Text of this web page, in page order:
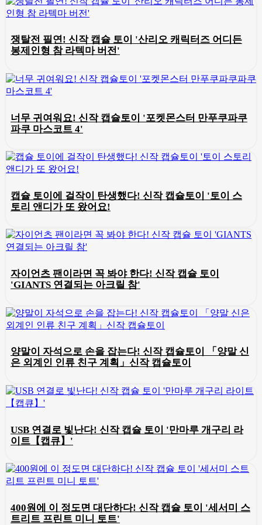
쟁탈전 필연! 신작 캡슐 토이 '산리오 캐릭터즈 어디든
봉제인형 참 라텍마 버전'
너무 귀여워요! 신작 캡슐토이 '포켓몬스터 만푸쿠파쿠
파쿠 마스코트 4'
캡슐 토이에 걸작이 탄생했다! 신작 캡슐토이 '토이 스
토리 앤디가 또 왔어요!
자이언츠 팬이라면 꼭 봐야 한다! 신작 캡슐 토이
'GIANTS 연결되는 아크릴 참'
양말이 자석으로 손을 잡는다! 신작 캡슐토이 「양말 신
은 외계인 인류 친구 계획」신작 캡슐토이
USB 연결로 빛난다! 신작 캡슐 토이 '만마루 개구리 라
이트【캡큐】'
400원에 이 정도면 대단하다! 신작 캡슐 토이 '세서미 스
트리트 프린트 미니 토트'